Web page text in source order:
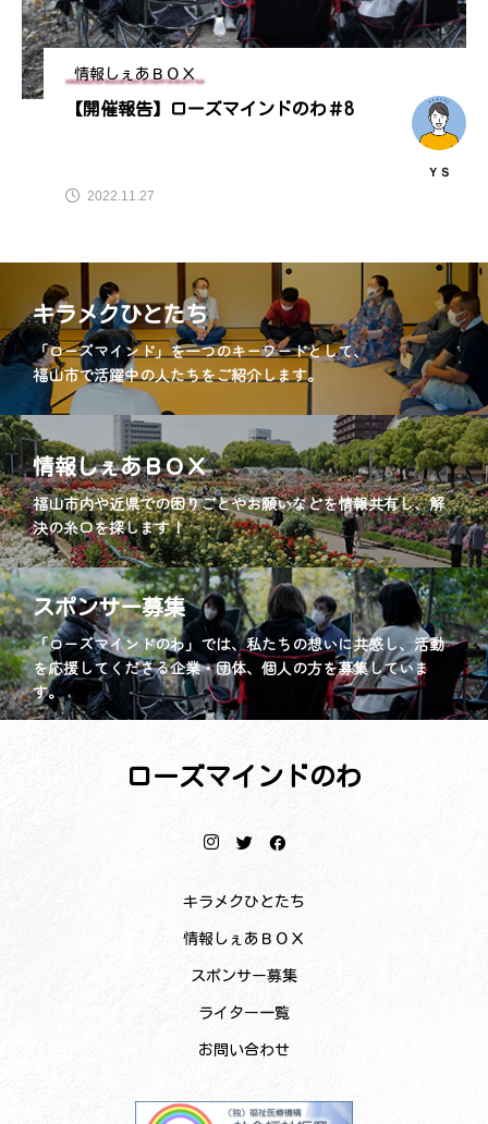
情報しぇあＢＯＸ
【開催報告】ローズマインドのわ＃8
ＹＳ
2022.11.27
キラメクひとたち
「ローズマインド」を一つのキーワードとして、
福山市で活躍中の人たちをご紹介します。
情報しぇあＢＯＸ
福山市内や近県での困りごとやお願いなどを情報共有し、解
決の糸口を探します！
スポンサー募集
「ローズマインドのわ」では、私たちの想いに共感し、活動
を応援してくださる企業・団体、個人の方を募集していま
す。
ローズマインドのわ
キラメクひとたち
情報しぇあＢＯＸ
スポンサー募集
ライター一覧
お問い合わせ